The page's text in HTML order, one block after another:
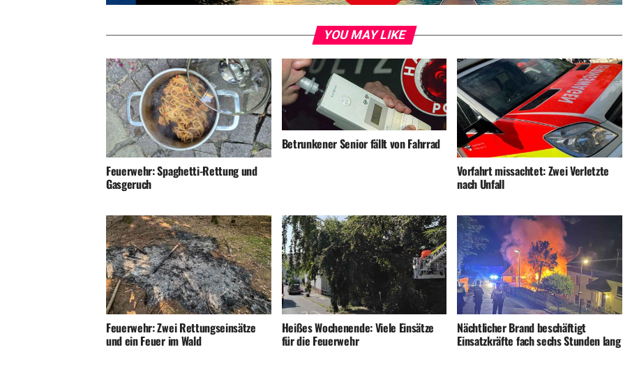
YOU MAY LIKE
Feuerwehr: Spaghetti-Rettung und
Gasgeruch
Betrunkener Senior fällt von Fahrrad
Vorfahrt missachtet: Zwei Verletzte
nach Unfall
Feuerwehr: Zwei Rettungseinsätze
und ein Feuer im Wald
Heißes Wochenende: Viele Einsätze
für die Feuerwehr
Nächtlicher Brand beschäftigt
Einsatzkräfte fach sechs Stunden lang